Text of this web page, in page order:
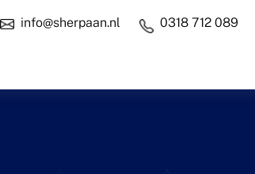
info@sherpaan.nl 0318 712 089